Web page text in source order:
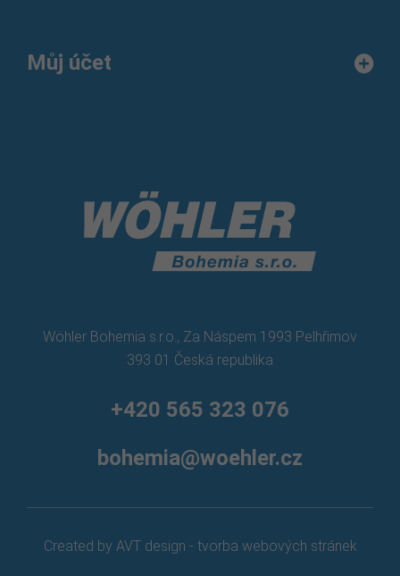
Created by AVT design - tvorba webových stránek
Můj účet
Wöhler Bohemia s.r.o., Za Náspem 1993 Pelhřimov
393 01 Česká republika
+420 565 323 076
bohemia@woehler.cz